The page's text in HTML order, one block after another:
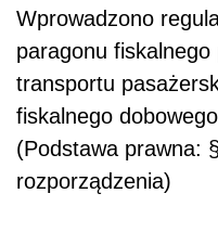
Wprowadzono
paragonu fiskalnego
transportu
fiskalnego
(Podstawa prawna: §
rozporządzenia)